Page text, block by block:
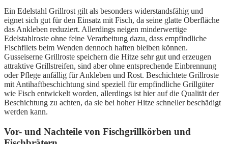
Ein Edelstahl Grillrost gilt als besonders widerstandsfähig und
eignet sich gut für den Einsatz mit Fisch, da seine glatte Oberfläche
das Ankleben reduziert. Allerdings neigen minderwertige
Edelstahlroste ohne feine Verarbeitung dazu, dass empfindliche
Fischfilets beim Wenden dennoch haften bleiben können.
Gusseiserne Grillroste speichern die Hitze sehr gut und erzeugen
attraktive Grillstreifen, sind aber ohne entsprechende Einbrennung
oder Pflege anfällig für Ankleben und Rost. Beschichtete Grillroste
mit Antihaftbeschichtung sind speziell für empfindliche Grillgüter
wie Fisch entwickelt worden, allerdings ist hier auf die Qualität der
Beschichtung zu achten, da sie bei hoher Hitze schneller beschädigt
werden kann.
Vor- und Nachteile von Fischgrillkörben und